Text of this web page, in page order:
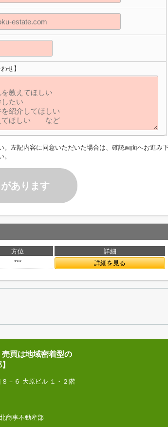
せ】
。左記内容に同意いただいた場合は、確認画面へお進み
。
あります
方位
詳細
*** 詳細を見る
買は地域密着型の
－６ 大原ビル １・２階
商事不動産部